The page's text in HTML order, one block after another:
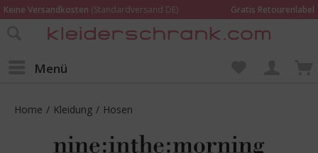
Keine Versandkosten (Standardversand DE)
Gratis Retourenlabel
Online bestellen – im Geschäft in Kempen anprobieren und beraten lassen
Menü
Home / Kleidung / Hosen